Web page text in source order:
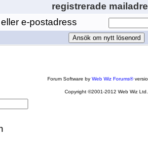
registrerade
e-postadress
Forum Software byWeb Wiz Forums®
Copyright ©2001-2012 Web Wiz Ltd.